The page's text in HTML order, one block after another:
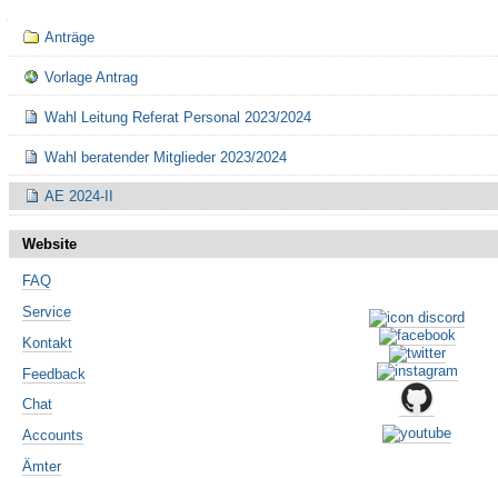
Navigation
Anträge
Vorlage Antrag
Wahl Leitung Referat Personal 2023/2024
Wahl beratender Mitglieder 2023/2024
AE 2024-II
Website
FAQ
Service
Kontakt
Feedback
Chat
Accounts
Ämter